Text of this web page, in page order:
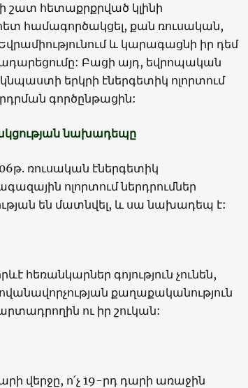
շատ հետաքրքրված կլինի
համագործակցել, քան ռուսական,
և կարագացնի իր դեմ
Բացի այդ, եվրոպական
կնպաստի երկրի էներգետիկ ոլորտում
գործընթացին:
նախադեպը
ռուսական էներգետիկ
ոլորտում ներդրումներ
են մատնվել, և սա նախադեպ է:
հեռանկարներ գոյություն չունեն,
քաղաքականություն
ու իր շուկան:
վերջը, ո՛չ 19-րդ դարի առաջին